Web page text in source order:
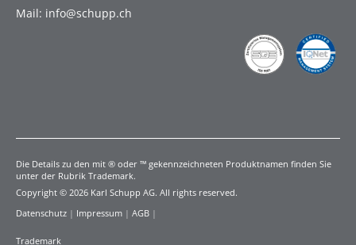
Mail: info@schupp.ch
Die Details zu den mit ® oder ™ gekennzeichneten Produktnamen finden Sie
unter der Rubrik Trademark.
Copyright © 2026 Karl Schupp AG. All rights reserved.
Datenschutz | Impressum | AGB |
Trademark